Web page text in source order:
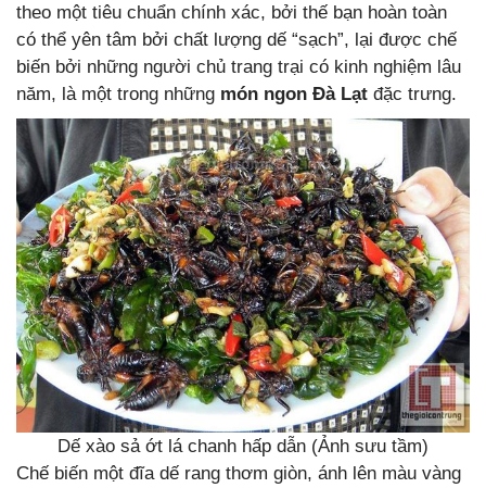
theo một tiêu chuẩn chính xác, bởi thế bạn hoàn toàn
có thể yên tâm bởi chất lượng dế “sạch”, lại được chế
biến bởi những người chủ trang trại có kinh nghiệm lâu
năm, là một trong những món ngon Đà Lạt đặc trưng.
Dế xào sả ớt lá chanh hấp dẫn (Ảnh sưu tầm)
Chế biến một đĩa dế rang thơm giòn, ánh lên màu vàng